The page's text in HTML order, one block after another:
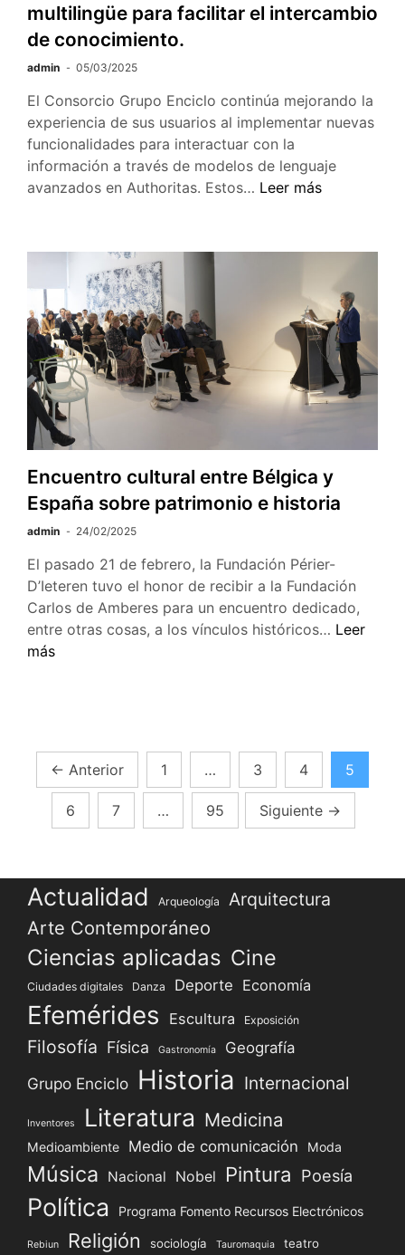
multilingüe para facilitar el intercambio
de conocimiento.
admin 05/03/2025
El Consorcio Grupo Enciclo continúa mejorando la
experiencia de sus usuarios al implementar nuevas
funcionalidades para interactuar con la
información a través de modelos de lenguaje
avanzados en Authoritas. Estos… Authoritas
funcionalidades
interfaz
multilingüe
facilitar
el
intercambio
de
conocimiento.
Leer más
Encuentro cultural entre Bélgica y
España sobre patrimonio e historia
admin 24/02/2025
El pasado 21 de febrero, la Fundación Périer-
D’Ieteren tuvo el honor de recibir a la Fundación
Carlos de Amberes para un encuentro dedicado,
entre otras cosas, a los vínculos históricos… Encuentro
historia
Leer
más
Paginación
de
entradas
← Anterior 1 … 3 4 5
6 7 … 95 Siguiente →
Actualidad Arqueología Arquitectura
Arte Contemporáneo
Ciencias aplicadas Cine
Ciudades digitales Danza Deporte Economía
Efemérides Escultura Exposición
Filosofía Física Gastronomía Geografía
Grupo Enciclo Historia Internacional
Inventores Literatura Medicina
Medioambiente Medio de comunicación Moda
Música Nacional Nobel Pintura Poesía
Política Programa Fomento Recursos Electrónicos
Rebiun Religión sociología Tauromaquia teatro